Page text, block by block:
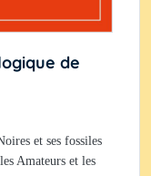
de
et ses fossiles
Amateurs et les